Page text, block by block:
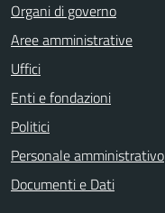
Organi di governo
Aree amministrative
Uffici
Enti e fondazioni
Politici
Personale amministrativo
Documenti e Dati